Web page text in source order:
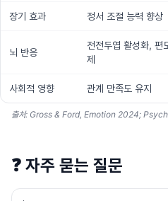
장기 효과 정서 조절 능력 향상
뇌 반응
전전두엽 활성화, 편
제
사회적 영향 관계 만족도 유지
출처: Gross & Ford, Emotion 2024;
❓ 자주 묻는 질문